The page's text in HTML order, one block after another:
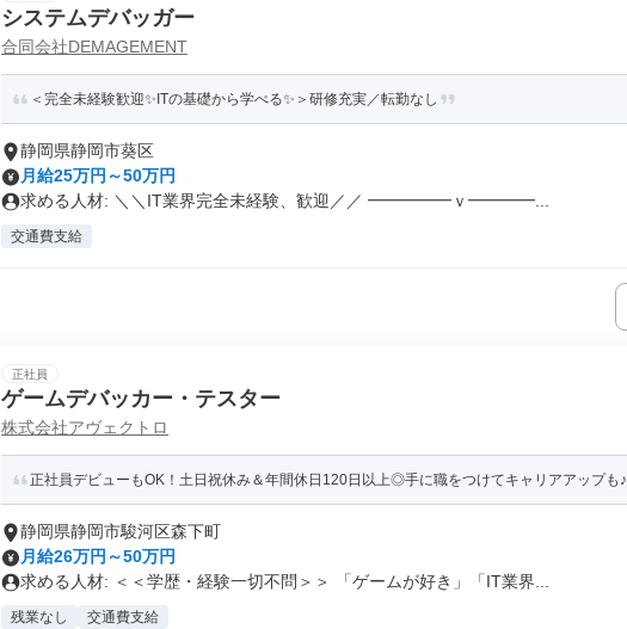
システムデバッガー
合同会社DEMAGEMENT
＜完全未経験歓迎✨ITの基礎から学べる✨＞研修充実／転勤なし
静岡県静岡市葵区
月給25万円～50万円
求める人材: ＼＼IT業界完全未経験、歓迎／／ ━━━━━ｖ━━━━...
交通費支給
正社員
ゲームデバッカー・テスター
株式会社アヴェクトロ
正社員デビューもOK！土日祝休み＆年間休日120日以上◎手に職をつけてキャリアアップも♪
静岡県静岡市駿河区森下町
月給26万円～50万円
求める人材: ＜＜学歴・経験一切不問＞＞ 「ゲームが好き」「IT業界...
残業なし 交通費支給